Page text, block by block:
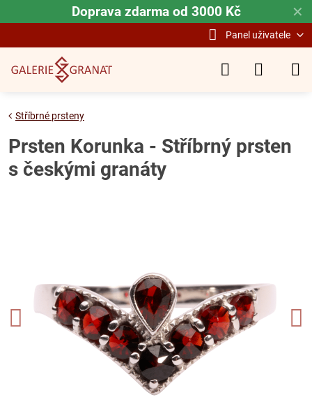
✕
Doprava zdarma od 3000 Kč
Panel uživatele
Stříbrné prsteny
Prsten Korunka - Stříbrný prsten
s českými granáty